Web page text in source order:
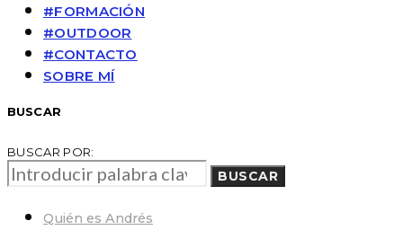
#FORMACIÓN
#OUTDOOR
#CONTACTO
SOBRE MÍ
BUSCAR
BUSCAR POR:
BUSCAR
Quién es Andrés